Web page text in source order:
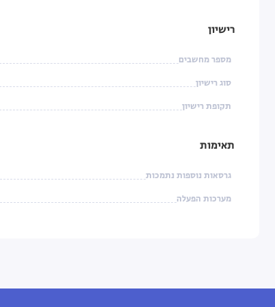
רישיון
מספר מחשבים
סוג רישיון
תקופת רישיון
תאימות
גרסאות נוספות נתמכות
מערכות הפעלה